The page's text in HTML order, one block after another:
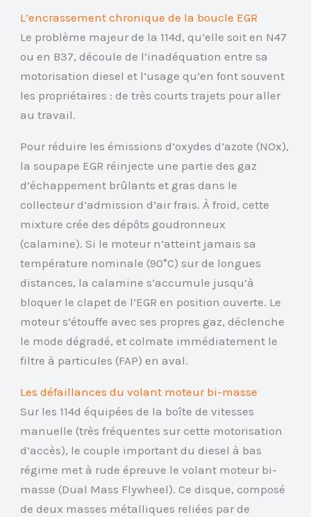
L’encrassement chronique de la boucle EGR
Le problème majeur de la 114d, qu’elle soit en N47
ou en B37, découle de l’inadéquation entre sa
motorisation diesel et l’usage qu’en font souvent
les propriétaires : de très courts trajets pour aller
au travail.
Pour réduire les émissions d’oxydes d’azote (NOx),
la soupape EGR réinjecte une partie des gaz
d’échappement brûlants et gras dans le
collecteur d’admission d’air frais. À froid, cette
mixture crée des dépôts goudronneux
(calamine). Si le moteur n’atteint jamais sa
température nominale (90°C) sur de longues
distances, la calamine s’accumule jusqu’à
bloquer le clapet de l’EGR en position ouverte. Le
moteur s’étouffe avec ses propres gaz, déclenche
le mode dégradé, et colmate immédiatement le
filtre à particules (FAP) en aval.
Les défaillances du volant moteur bi-masse
Sur les 114d équipées de la boîte de vitesses
manuelle (très fréquentes sur cette motorisation
d’accès), le couple important du diesel à bas
régime met à rude épreuve le volant moteur bi-
masse (Dual Mass Flywheel). Ce disque, composé
de deux masses métalliques reliées par de